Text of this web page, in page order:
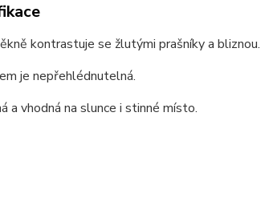
kontrastuje se žlutými prašníky a bliznou.
je nepřehlédnutelná.
a vhodná na slunce i stinné místo.